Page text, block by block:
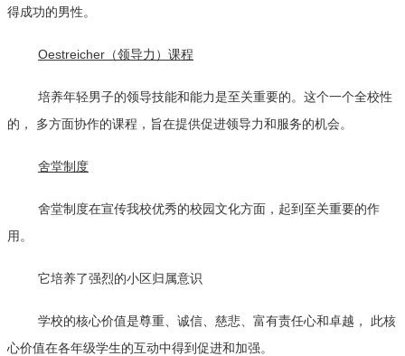
得成功的男性。
Oestreicher（领导力）课程
培养年轻男子的领导技能和能力是至关重要的。这个一个全校性
的， 多方面协作的课程，旨在提供促进领导力和服务的机会。
舍堂制度
舍堂制度在宣传我校优秀的校园文化方面，起到至关重要的作
用。
它培养了强烈的小区归属意识
学校的核心价值是尊重、诚信、慈悲、富有责任心和卓越， 此核
心价值在各年级学生的互动中得到促进和加强。